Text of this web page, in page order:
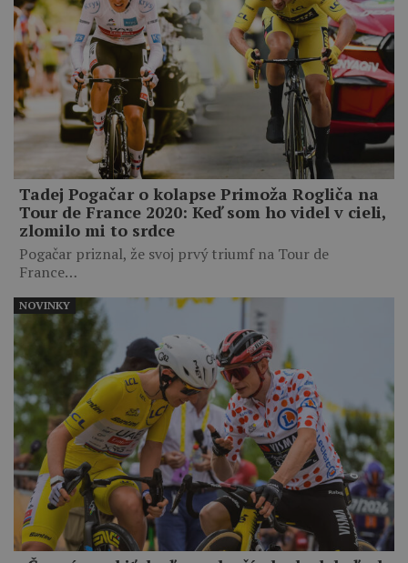
Tadej Pogačar o kolapse Primoža Rogliča na
Tour de France 2020: Keď som ho videl v cieli,
zlomilo mi to srdce
Pogačar priznal, že svoj prvý triumf na Tour de
France…
NOVINKY